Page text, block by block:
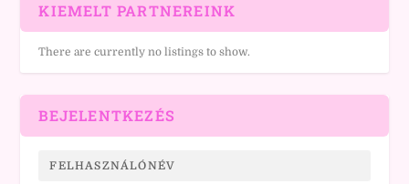
KIEMELT PARTNEREINK
There are currently no listings to show.
BEJELENTKEZÉS